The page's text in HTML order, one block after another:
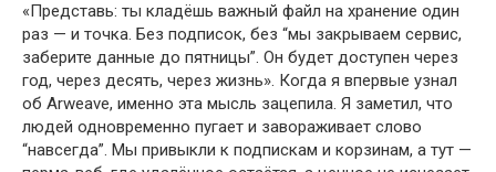
«Представь: ты кладёшь важный файл на хранение один
раз — и точка. Без подписок, без “мы закрываем сервис,
заберите данные до пятницы”. Он будет доступен через
год, через десять, через жизнь». Когда я впервые узнал
об Arweave, именно эта мысль зацепила. Я заметил, что
людей одновременно пугает и завораживает слово
“навсегда”. Мы привыкли к подпискам и корзинам, а тут —